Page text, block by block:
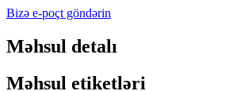
Bizə e-poçt göndərin
Məhsul detalı
Məhsul etiketləri